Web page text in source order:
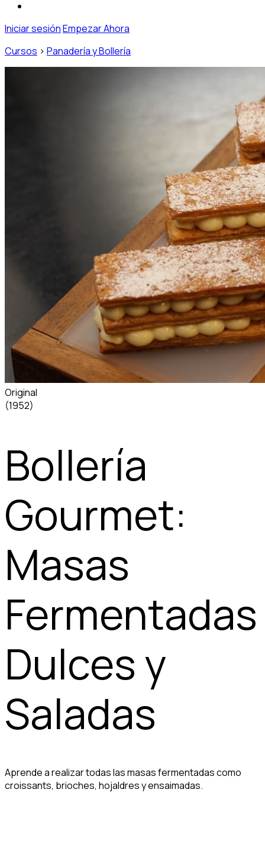
Iniciar sesiónEmpezar Ahora
Cursos > Panadería y Bollería
Original
(1952)
Bollería
Gourmet:
Masas
Fermentadas
Dulces y
Saladas
Aprende a realizar todas las masas fermentadas como
croissants, brioches, hojaldres y ensaimadas.